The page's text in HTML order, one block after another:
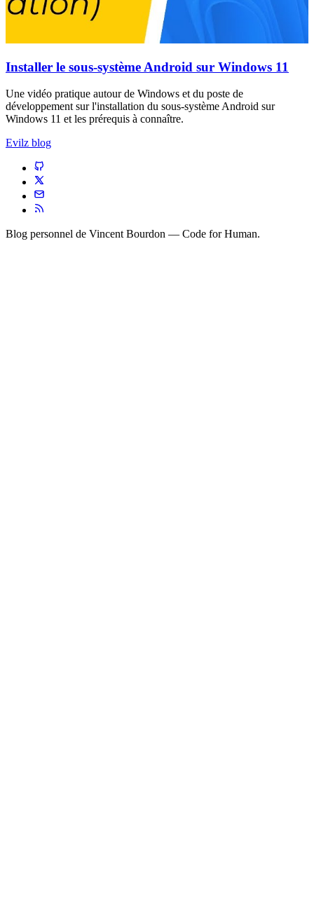
Installer le sous-système Android sur Windows 11
Une vidéo pratique autour de Windows et du poste de
développement sur l'installation du sous-système Android sur
Windows 11 et les prérequis à connaître.
Evilz blog
Blog personnel de Vincent Bourdon — Code for Human.